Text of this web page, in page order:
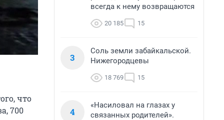
что
700
всегда к нему возвращаются
20 185 15
3
Соль земли забайкальской.
Нижегородцевы
18 769 15
4
«Насиловал на глазах у
связанных родителей».